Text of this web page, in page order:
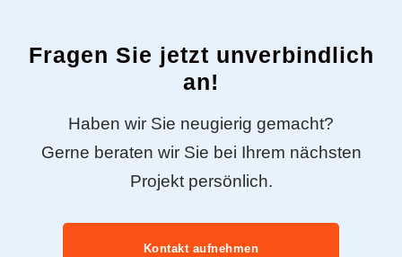
Fragen Sie jetzt unverbindlich
an!
Haben wir Sie neugierig gemacht?
Gerne beraten wir Sie bei Ihrem nächsten
Projekt persönlich.
Kontakt aufnehmen